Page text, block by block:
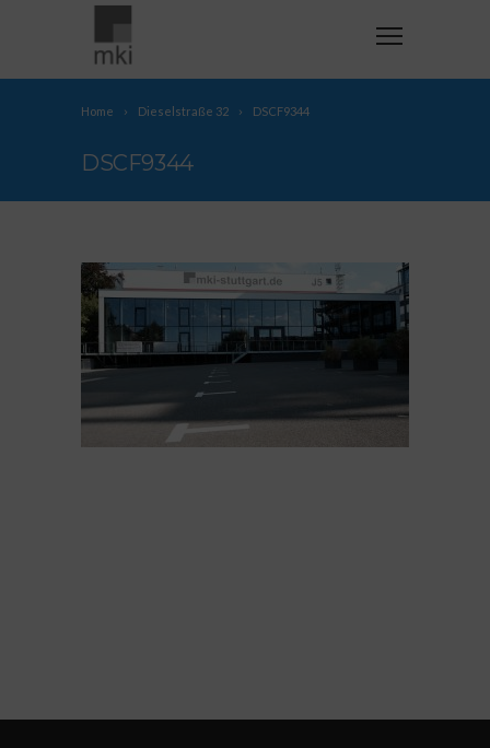
Home Dieselstraße 32 DSCF9344
DSCF9344